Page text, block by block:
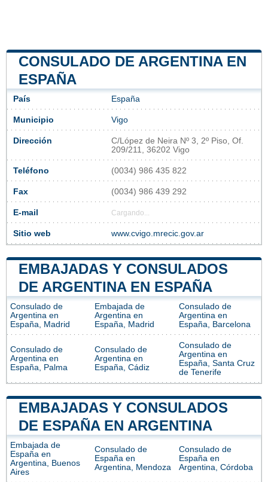
CONSULADO DE ARGENTINA EN
ESPAÑA
País España
Municipio Vigo
Dirección
C/López de Neira Nº 3, 2º Piso, Of.
209/211, 36202 Vigo
Teléfono (0034) 986 435 822
Fax (0034) 986 439 292
E-mail Cargando...
Sitio web www.cvigo.mrecic.gov.ar
EMBAJADAS Y CONSULADOS
DE ARGENTINA EN ESPAÑA
Consulado de
Argentina en
España, Madrid
Embajada de
Argentina en
España, Madrid
Consulado de
Argentina en
España, Barcelona
Consulado de
Argentina en
España, Palma
Consulado de
Argentina en
España, Cádiz
Consulado de
Argentina en
España, Santa Cruz
de Tenerife
EMBAJADAS Y CONSULADOS
DE ESPAÑA EN ARGENTINA
Embajada de
España en
Argentina, Buenos
Aires
Consulado de
España en
Argentina, Mendoza
Consulado de
España en
Argentina, Córdoba